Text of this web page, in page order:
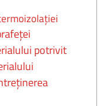
potrivit